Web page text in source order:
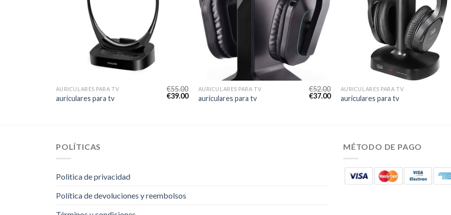
AURICULARES PARA TV
auriculares para tv
€55.00
€39.00
AURICULARES PARA TV
auriculares para tv
€52.00
€37.00
AURICULARES PARA TV
auriculares para tv
POLÍTICAS
Politica de privacidad
Política de devoluciones y reembolsos
MÉTODO DE PAGO